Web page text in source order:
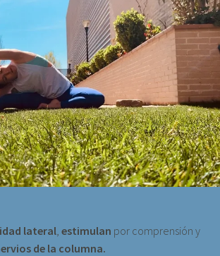
lateral estimulan por comprensión y
de la columna.